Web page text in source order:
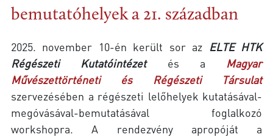
bemutatóhelyek a 21. században
2025. november 10-én került sor az ELTE HTK
Régészeti Kutatóintézetés a Magyar
Művészettörténeti és Régészeti Társulat
szervezésében a régészeti lelőhelyek kutatásával-
megóvásával-bemutatásával foglalkozó
workshopra. A rendezvény apropóját a